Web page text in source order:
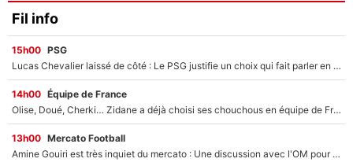
Fil info
15h00 PSG
Lucas Chevalier laissé de côté : Le PSG justifie un choix qui fait parler en plein mercato
14h00 Équipe de France
Olise, Doué, Cherki… Zidane a déjà choisi ses chouchous en équipe de France ? L’IA annonce des surprises sans Kylian Mbappé !
13h00 Mercato Football
Amine Gouiri est très inquiet du mercato : Une discussion avec l'OM pour acter son transfert !